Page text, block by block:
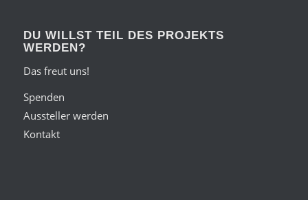
DU WILLST TEIL DES PROJEKTS
WERDEN?
Das freut uns!
Spenden
Aussteller werden
Kontakt